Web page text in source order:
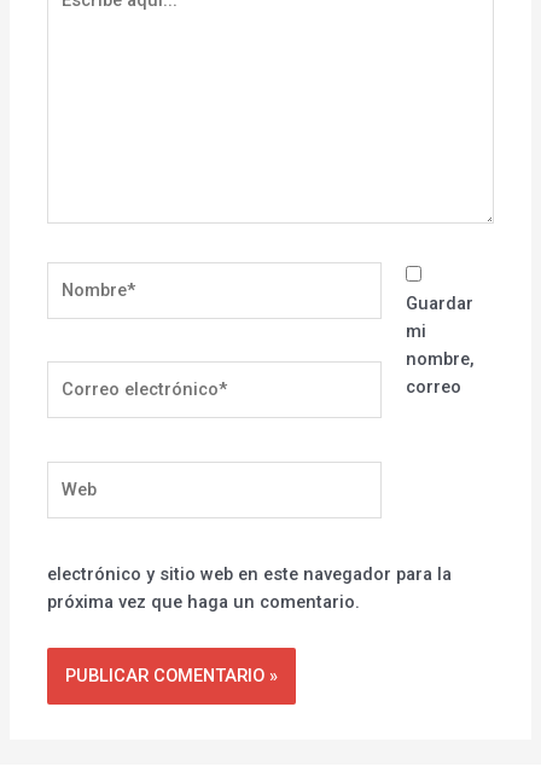
aquí...
electrónico*
Guardar
mi
nombre,
correo
electrónico y sitio web en este navegador para la
próxima vez que haga un comentario.